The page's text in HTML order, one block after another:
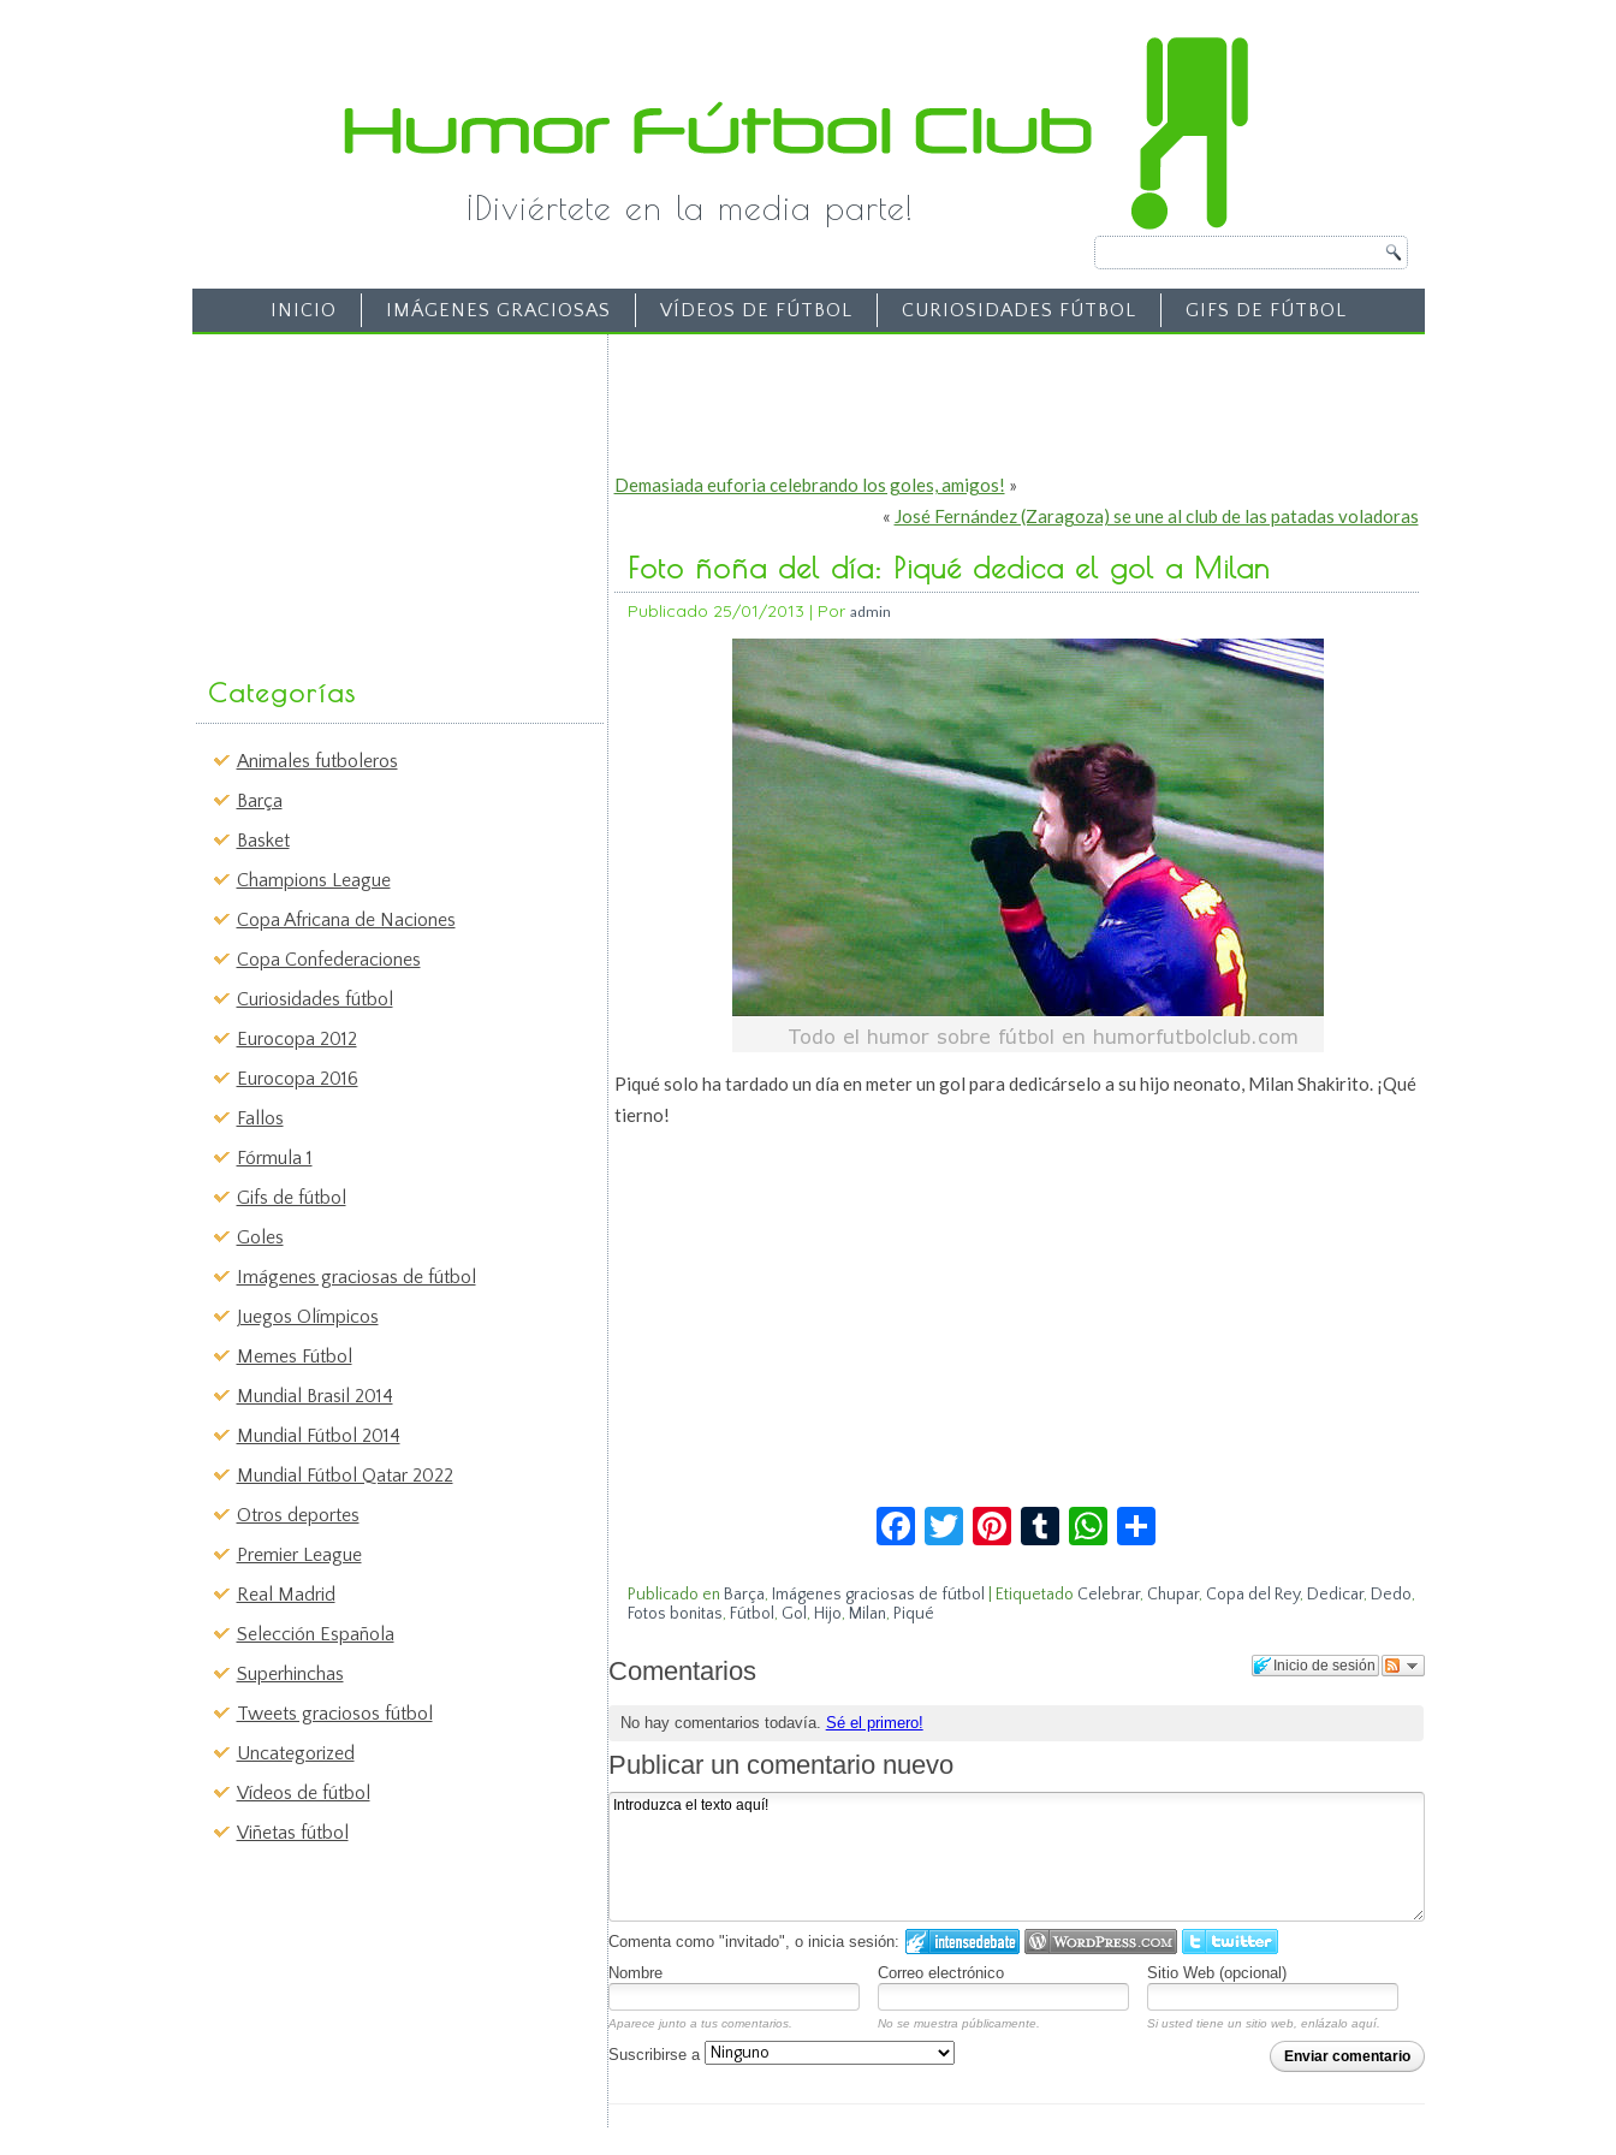
¡Diviértete en la media parte!
INICIO IMÁGENES GRACIOSAS VÍDEOS DE FÚTBOL CURIOSIDADES FÚTBOL GIFS DE FÚTBOL
Categorías
Animales futboleros
Barça
Basket
Champions League
Copa Africana de Naciones
Copa Confederaciones
Curiosidades fútbol
Eurocopa 2012
Eurocopa 2016
Fallos
Fórmula 1
Gifs de fútbol
Goles
Imágenes graciosas de fútbol
Juegos Olímpicos
Memes Fútbol
Mundial Brasil 2014
Mundial Fútbol 2014
Mundial Fútbol Qatar 2022
Otros deportes
Premier League
Real Madrid
Selección Española
Superhinchas
Tweets graciosos fútbol
Uncategorized
Vídeos de fútbol
Viñetas fútbol
Demasiada euforia celebrando los goles, amigos! »
« José Fernández (Zaragoza) se une al club de las patadas voladoras
Foto ñoña del día: Piqué dedica el gol a Milan
Publicado 25/01/2013 | Por admin
Piqué solo ha tardado un día en meter un gol para dedicárselo a su hijo neonato, Milan Shakirito. ¡Qué
tierno!
Facebook
Twitter
Pinterest
TumblrWhatsApp
Publicado en Barça, Imágenes graciosas de fútbol Etiquetado Celebrar, Chupar, Copa del Rey, Dedicar, Dedo,
Fotos bonitas, Fútbol , Gol , Hijo, Milan, Piqué
Inicio de sesión
Comentarios
No hay comentarios todavía. Sé el primero!
Publicar un comentario nuevo
Comenta como "invitado", o inicia sesión:
Nombre
Correo electrónico Sitio Web (opcional)
Aparece junto a tus comentarios. No se muestra públicamente. Si usted tiene un sitio web, enlázalo aquí.
Enviar comentario
Suscribirse a